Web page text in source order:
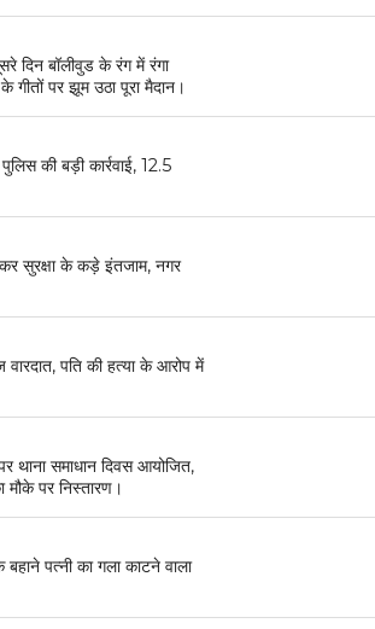
दिन बॉलीवुड के रंग में रंगा
गीतों पर झूम उठा पूरा मैदान।
की बड़ी कार्रवाई, 12.5
सुरक्षा के कड़े इंतजाम, नगर
पति की हत्या के आरोप में
थाना समाधान दिवस आयोजित,
पर निस्तारण।
बहाने पत्नी का गला काटने वाला